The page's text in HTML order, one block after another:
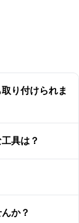
り付けられま
具は？
か？